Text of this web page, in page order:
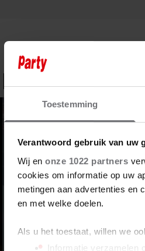
Toestemming
Verantwoord gebruik van uw
Wij en onze 1022 partners
cookies om informatie op uw
metingen aan advertenties en
en met welke doelen.
Als u het toestaat, willen we
Informatie verzamelen
KAANDORP